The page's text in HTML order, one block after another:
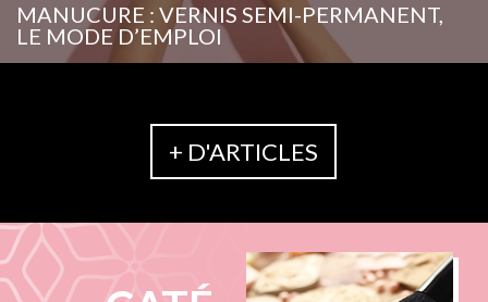
MANUCURE : VERNIS SEMI-PERMANENT,
LE MODE D’EMPLOI
+ D'ARTICLES